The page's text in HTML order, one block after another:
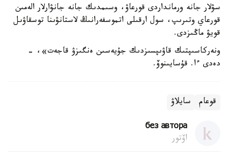
سۋلار جانە ورمانداردى قورعاۋ، وسىمدىك جانە جانۋارلار الەمىن
قورعاي وتىرىپ، سول ارقىلى اتموسفەرانىڭ لاستانۋىنا توسقاۋىل
قويۋ ماڭىزدى.
ونەركاسىپتىك قاۋىپسىزدىك جۇيەسىن ەنگىزۋ قاجەت»، -
دەدى ءا. قۇسايىنوۆ.
قوعام سايلاۋ
без автора
اۆتور